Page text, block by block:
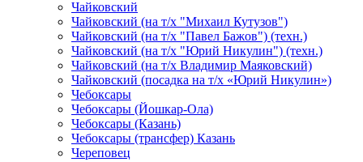
Чайковский
Чайковский (на т/х "Михаил Кутузов")
Чайковский (на т/х "Павел Бажов") (техн.)
Чайковский (на т/х "Юрий Никулин") (техн.)
Чайковский (на т/х Владимир Маяковский)
Чайковский (посадка на т/х «Юрий Никулин»)
Чебоксары
Чебоксары (Йошкар-Ола)
Чебоксары (Казань)
Чебоксары (трансфер) Казань
Череповец